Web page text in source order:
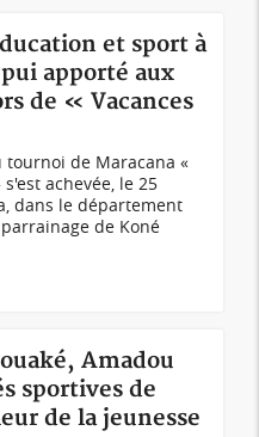
et sport à
apporté aux
de « Vacances
de Maracana «
achevée, le 25
dans le département
de Koné
Amadou
sportives de
de la jeunesse